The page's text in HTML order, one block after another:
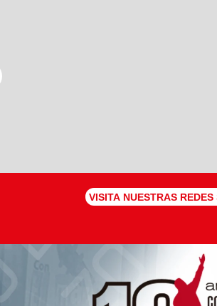
VISITA NUESTRAS